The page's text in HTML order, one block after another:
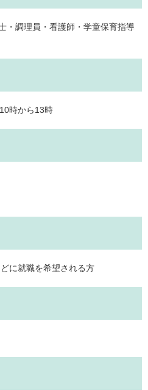
調理員・看護師・学童保育指導
時から13時
に就職を希望される方